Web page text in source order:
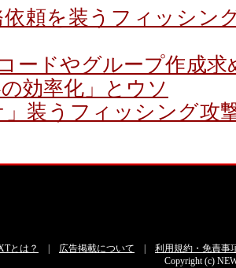
頼を装うフィッシン
ードやグループ作成求
の効率化」とウソ
」装うフィッシング攻
とは？ 広告掲載について
利用規約・免責事
Copyright (c)